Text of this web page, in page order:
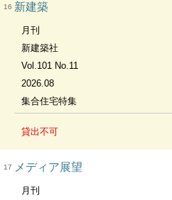
16 新建築
月刊
新建築社
Vol.101 No.11
2026.08
集合住宅特集
貸出不可
17 メディア展望
月刊